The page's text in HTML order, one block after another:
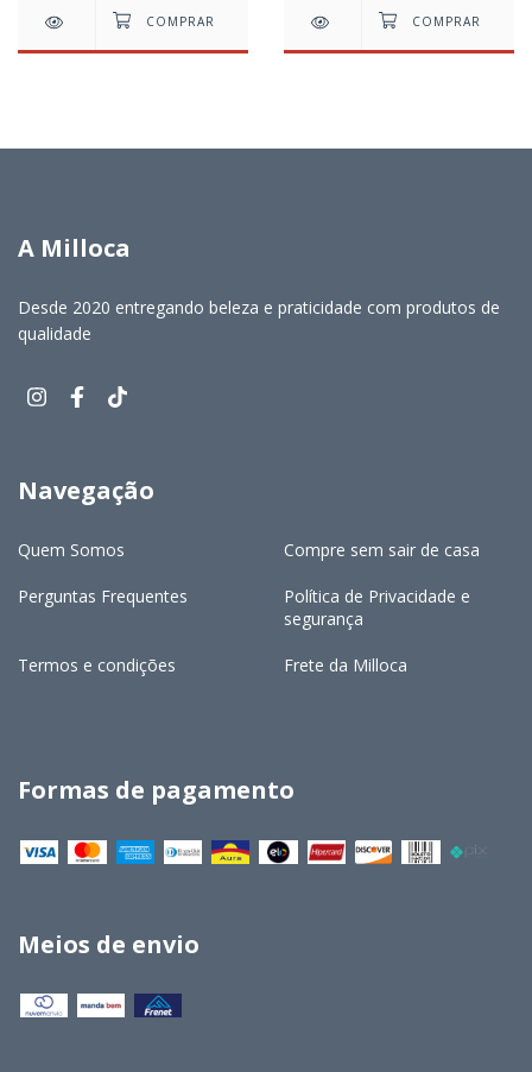
A Milloca
Desde 2020 entregando beleza e praticidade com produtos de
qualidade
Navegação
Quem Somos Compre sem sair de casa
Perguntas Frequentes
Política de Privacidade e
segurança
Termos e condições Frete da Milloca
Formas de pagamento
Meios de envio